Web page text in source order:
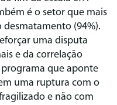
é o setor que mais
(94%).
uma disputa
e da correlação
programa que aponte
uma ruptura com o
e não com